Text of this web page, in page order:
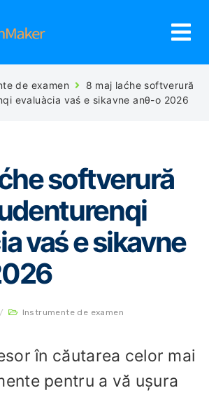
de examen
8 maj laćhe softverură
evaluàcia vaś e sikavne anθ-o 2026
softverură
vaś e sikavne
/ Instrumente de examen
în căutarea celor mai
pentru a vă ușura